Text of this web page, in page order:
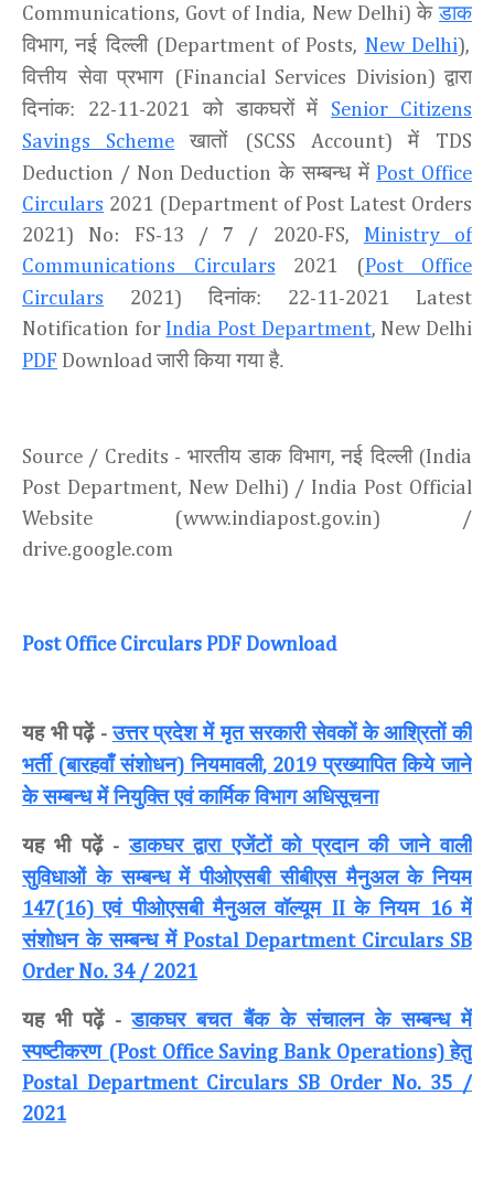
Communications, Govt of India, New Delhi) केडाक
विभाग,नई दिल्ली (Department of Posts, New Delhi),
वित्तीय सेवा प्रभाग (Financial Services Division) द्वारा
दिनांक:
22-11-2021को डाकघरों में Senior Citizens
Savings Scheme
खातों (SCSS Account) में
TDS
Deduction / Non Deduction के सम्बन्ध में Post Office
Circulars 2021 (Department of Post Latest Orders
2021) No: FS-13 / 7 / 2020-FS, Ministry of
Communications Circulars 2021 ( Post Office
Circulars 2021) दिनांक: 22-11-2021 Latest
Notification for India Post Department, New Delhi
PDF Download जारी किया गया है.
Source / Credits - भारतीय डाक विभाग,नई दिल्ली (India
Post Department, New Delhi) / India Post Official
Website (www.indiapost.gov.in) /
drive.google.com
Post Office Circulars PDF Download
यह भी पढ़ें -उत्तर प्रदेश में मृत सरकारी सेवकों के आश्रितों की
भर्ती (बारहवाँ संशोधन) नियमावली, 2019 प्रख्यापित किये जाने
के सम्बन्ध में नियुक्ति एवं कार्मिक विभाग अधिसूचना
यह भी पढ़ें -डाकघर द्वारा एजेंटों को प्रदान की जाने वाली
सुविधाओं के सम्बन्ध में पीओएसबी सीबीएस मैनुअल के नियम
147(16)एवं पीओएसबी मैनुअल वॉल्यूम IIके नियम 16में
संशोधन के सम्बन्ध में Postal Department Circulars SB
Order No. 34 / 2021
यह भी पढ़ें -डाकघर बचत बैंक के संचालन के सम्बन्ध में
स्पष्टीकरण (Post Office Saving Bank Operations)हेतु
Postal Department Circulars SB Order No. 35 /
2021